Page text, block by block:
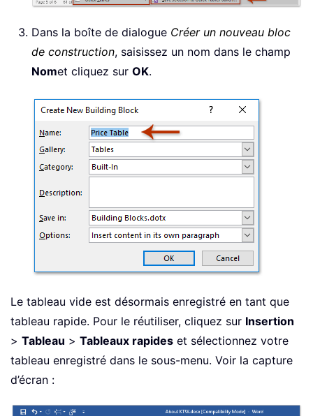
Dans la boîte de dialogue Créer un nouveau bloc
de construction, saisissez un nom dans le champ
Nomet cliquez sur OK.
Le tableau vide est désormais enregistré en tant que
tableau rapide. Pour le réutiliser, cliquez sur Insertion
> Tableau > Tableaux rapides et sélectionnez votre
tableau enregistré dans le sous-menu. Voir la capture
d’écran :